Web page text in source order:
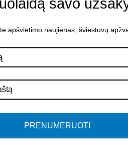
savo
apšvietimo naujienas, šviestuvų
PRENUMERUOTI